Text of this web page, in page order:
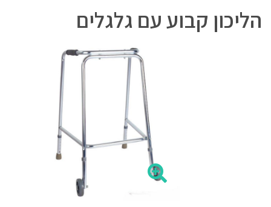
הליכון קבוע עם גלגלים